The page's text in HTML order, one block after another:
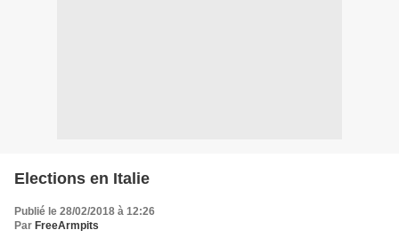
Elections en Italie
Publié le 28/02/2018 à 12:26
Par FreeArmpits